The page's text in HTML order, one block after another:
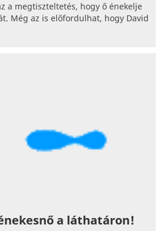
a megtiszteltetés, hogy ő énekelje
Még az is előfordulhat, hogy David
a láthatáron!